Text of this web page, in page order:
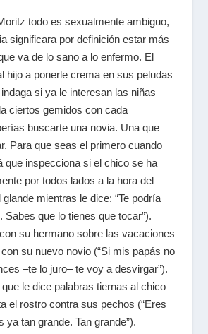
todo es sexualmente ambiguo,
significara por definición estar más
va de lo sano a lo enfermo. El
hijo a ponerle crema en sus peludas
si ya le interesan las niñas
ciertos gemidos con cada
buscarte una novia. Una que
Para que seas el primero cuando
que inspecciona si el chico se ha
por todos lados a la hora del
mientras le dice: “Te podría
Sabes que lo tienes que tocar”).
su hermano sobre las vacaciones
su nuevo novio (“Si mis papás no
–te lo juro– te voy a desvirgar”).
le dice palabras tiernas al chico
el rostro contra sus pechos (“Eres
ya tan grande. Tan grande”).